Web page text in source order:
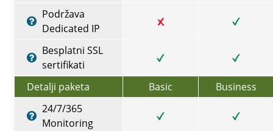
Podržava
Dedicated IP
Besplatni SSL
sertifikati
Detalji paketa
Basic
Business
24/7/365
Monitoring